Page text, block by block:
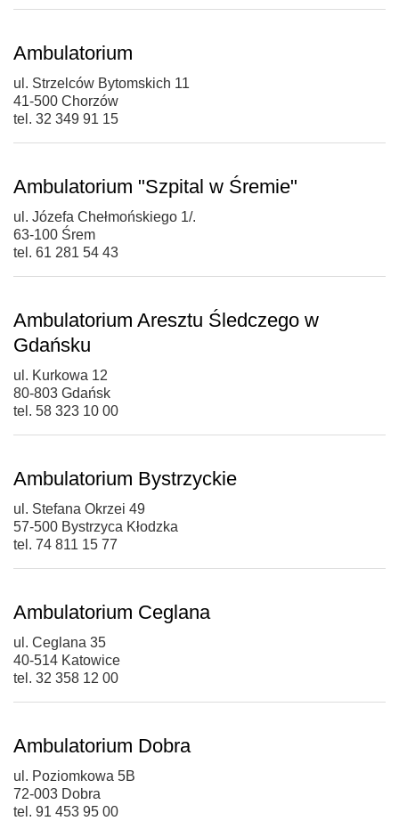
Ambulatorium
ul. Strzelców Bytomskich 11
41-500 Chorzów
tel. 32 349 91 15
Ambulatorium "Szpital w Śremie"
ul. Józefa Chełmońskiego 1/.
63-100 Śrem
tel. 61 281 54 43
Ambulatorium Aresztu Śledczego w
Gdańsku
ul. Kurkowa 12
80-803 Gdańsk
tel. 58 323 10 00
Ambulatorium Bystrzyckie
ul. Stefana Okrzei 49
57-500 Bystrzyca Kłodzka
tel. 74 811 15 77
Ambulatorium Ceglana
ul. Ceglana 35
40-514 Katowice
tel. 32 358 12 00
Ambulatorium Dobra
ul. Poziomkowa 5B
72-003 Dobra
tel. 91 453 95 00